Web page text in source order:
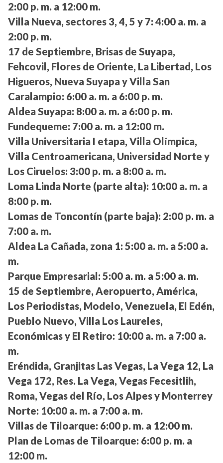
2:00 p. m. a 12:00 m.
Villa Nueva, sectores 3, 4, 5 y 7: 4:00 a. m. a
2:00 p. m.
17 de Septiembre, Brisas de Suyapa,
Fehcovil, Flores de Oriente, La Libertad, Los
Higueros, Nueva Suyapa y Villa San
Caralampio: 6:00 a. m. a 6:00 p. m.
Aldea Suyapa: 8:00 a. m. a 6:00 p. m.
Fundequeme: 7:00 a. m. a 12:00 m.
Villa Universitaria I etapa, Villa Olímpica,
Villa Centroamericana, Universidad Norte y
Los Ciruelos: 3:00 p. m. a 8:00 a. m.
Loma Linda Norte (parte alta): 10:00 a. m. a
8:00 p. m.
Lomas de Toncontín (parte baja): 2:00 p. m. a
7:00 a. m.
Aldea La Cañada, zona 1: 5:00 a. m. a 5:00 a.
m.
Parque Empresarial: 5:00 a. m. a 5:00 a. m.
15 de Septiembre, Aeropuerto, América,
Los Periodistas, Modelo, Venezuela, El Edén,
Pueblo Nuevo, Villa Los Laureles,
Económicas y El Retiro: 10:00 a. m. a 7:00 a.
m.
Eréndida, Granjitas Las Vegas, La Vega 12, La
Vega 172, Res. La Vega, Vegas Fecesitlih,
Roma, Vegas del Río, Los Alpes y Monterrey
Norte: 10:00 a. m. a 7:00 a. m.
Villas de Tiloarque: 6:00 p. m. a 12:00 m.
Plan de Lomas de Tiloarque: 6:00 p. m. a
12:00 m.